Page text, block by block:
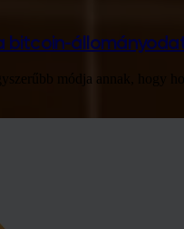
bitcoin-
módja annak, hogy